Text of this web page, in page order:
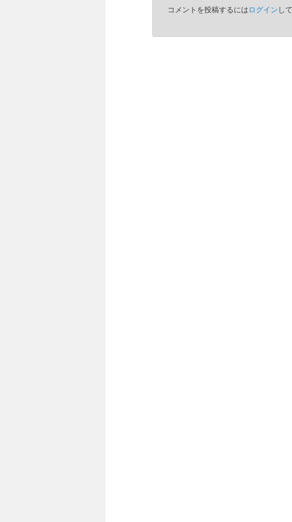
コメントを投稿するにはログインし